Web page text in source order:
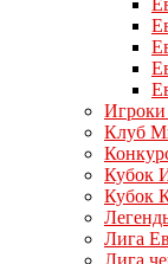
Клуб
Кубок
Кубок
Лига
Лига